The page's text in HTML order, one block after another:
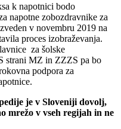
k napotnici bodo
napotne zobozdravnike za
v novembru 2019 na
proces izobraževanja.
za šolske
strani MZ in ZZZS pa bo
podpora za
je v Sloveniji dovolj,
mrežo v vseh regijah in ne